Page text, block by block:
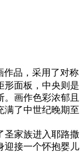
作品，采用了对称
形面板，中央则是
画作色彩浓郁且
满了中世纪晚期至
圣家族进入耶路撒
迎接一个怀抱婴儿